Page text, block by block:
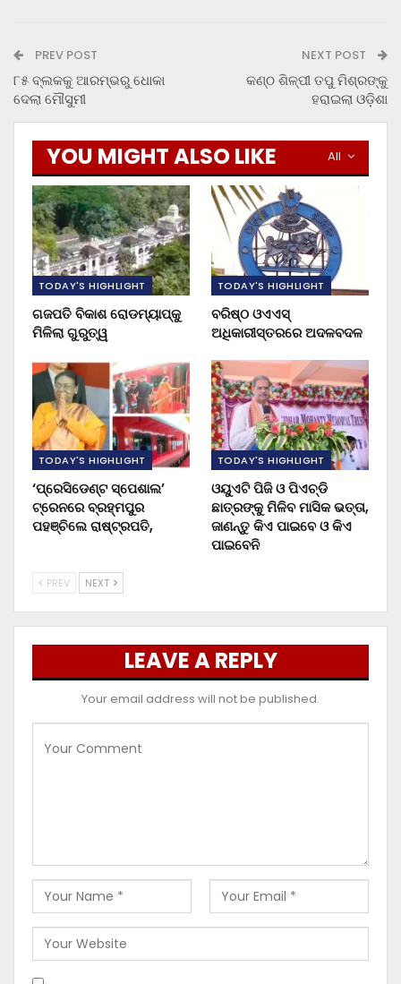
PREV POST
୮୫ ବ୍ଲକକୁ ଆରମ୍ଭରୁ ଧୋକା
ଦେଲା ମୌସୁମୀ
NEXT POST
କଣ୍ଠ ଶିଳ୍ପୀ ତପୁ ମିଶ୍ରଙ୍କୁ
ହରାଇଲା ଓଡ଼ିଶା
All
YOU MIGHT ALSO LIKE
TODAY'S HIGHLIGHT
ଗଜପତି ବିକାଶ ରୋଡମ୍ୟାପ୍‌କୁ
ମିଳିଲା ଗୁରୁତ୍ୱ
TODAY'S HIGHLIGHT
ବରିଷ୍ଠ ଓଏଏସ୍‌
ଅଧିକାରୀସ୍ତରରେ ଅଦଳବଦଳ
TODAY'S HIGHLIGHT
‘ପ୍ରେସିଡେଣ୍ଟ ସ୍ପେଶାଲ’
ଟ୍ରେନରେ ବ୍ରହ୍ମପୁର
ପହଞ୍ଚିଲେ ରାଷ୍ଟ୍ରପତି,
TODAY'S HIGHLIGHT
ଓୟୁଏଟି ପିଜି ଓ ପିଏଚ୍‌ଡି
ଛାତ୍ରଙ୍କୁ ମିଳିବ ମାସିକ ଭତ୍ତା,
ଜାଣନ୍ତୁ କିଏ ପାଇବେ ଓ କିଏ
ପାଇବେନି
PREV NEXT
LEAVE A REPLY
Your email address will not be published.